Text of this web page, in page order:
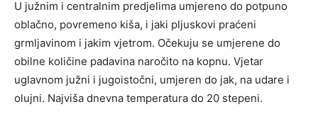
U južnim i centralnim predjelima umjereno do potpuno
oblačno, povremeno kiša, i jaki pljuskovi praćeni
grmljavinom i jakim vjetrom. Očekuju se umjerene do
obilne količine padavina naročito na kopnu. Vjetar
uglavnom južni i jugoistočni, umjeren do jak, na udare i
olujni. Najviša dnevna temperatura do 20 stepeni.